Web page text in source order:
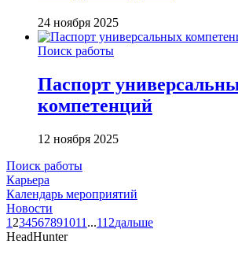
24 ноября 2025
Поиск работы
Паспорт
компетенций
12 ноября 2025
Поиск работы
Карьера
Календарь мероприятий
Новости
1 234567891011 ...112дальше
HeadHunter